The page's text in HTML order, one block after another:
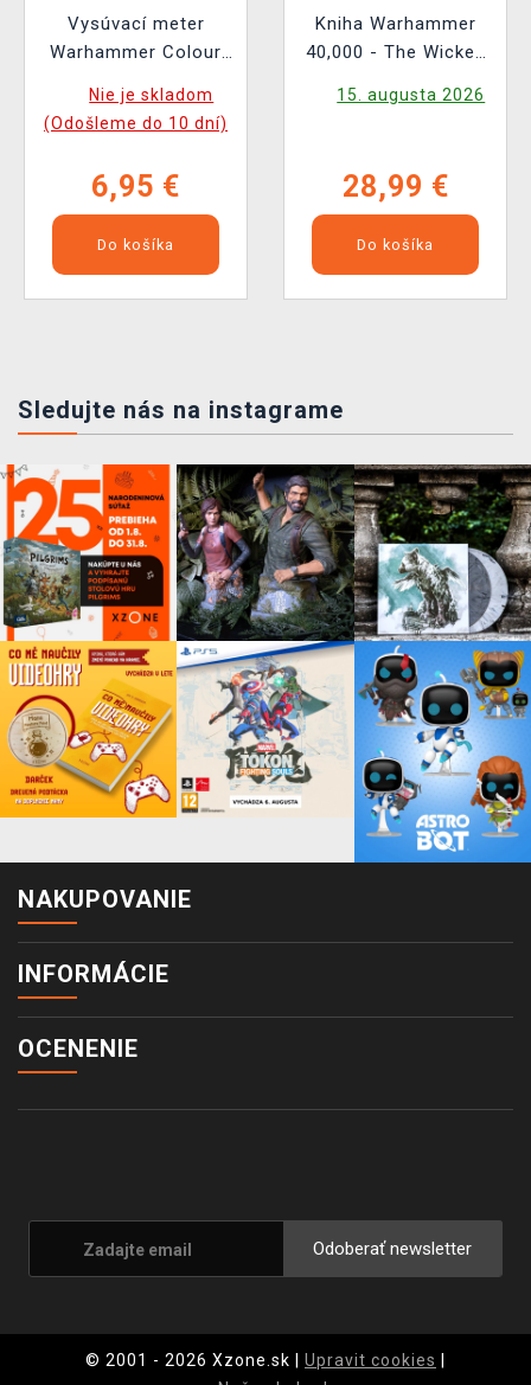
Vysúvací meter
Warhammer Colour
Nie je skladom
(Odošleme do 10 dní)
6,95 €
Do košíka
Kniha Warhammer
40,000 - The Wicked
15. augusta 2026
28,99 €
Do košíka
Sledujte nás na instagrame
NAKUPOVANIE
INFORMÁCIE
OCENENIE
Odoberať newsletter
© 2001 - 2026 Xzone.sk | Upravit cookies